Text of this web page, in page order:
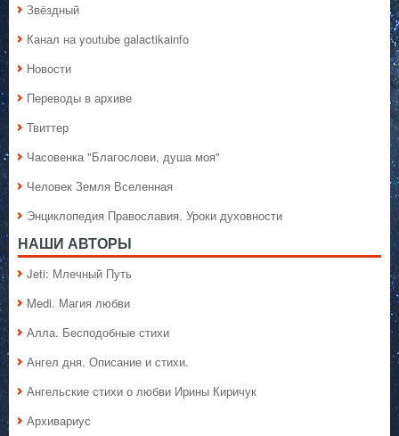
Звёздный
Канал на youtube galactikainfo
Новости
Переводы в архиве
Твиттер
Часовенка "Благослови, душа моя"
Человек Земля Вселенная
Энциклопедия Православия. Уроки духовности
НАШИ АВТОРЫ
Jeti: Млечный Путь
Medi. Магия любви
Алла. Бесподобные стихи
Ангел дня. Описание и стихи.
Ангельские стихи о любви Ирины Киричук
Архивариус